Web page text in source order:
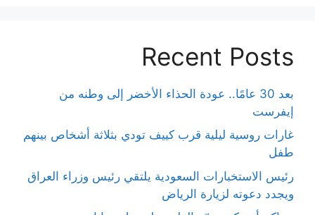
Recent Posts
بعد 30 عامًا.. عودة الحذاء الأخضر إلى وطنه من
إيفرست
غارات روسية ليلية قرب كييف تودي بثلاثة أشخاص بينهم
طفل
رئيس الاستخبارات السعودية يلتقي رئيس وزراء العراق
ويجدد دعوته لزيارة الرياض